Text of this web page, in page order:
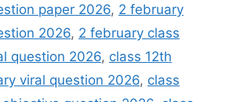
paper 2026, 2 february
2026, 2 february class
question 2026, class 12th
viral question 2026, class